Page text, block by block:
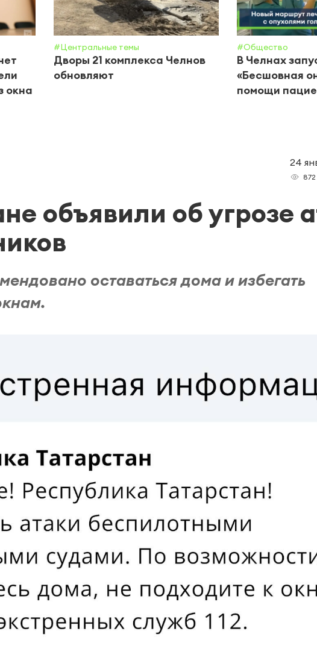
окна
#Центральные темы
Дворы 21 комплекса Челнов
обновляют
#Общество
В Челнах
«Бесшовная
помощи
24
872
объявили об угрозе
оставаться дома и избегать